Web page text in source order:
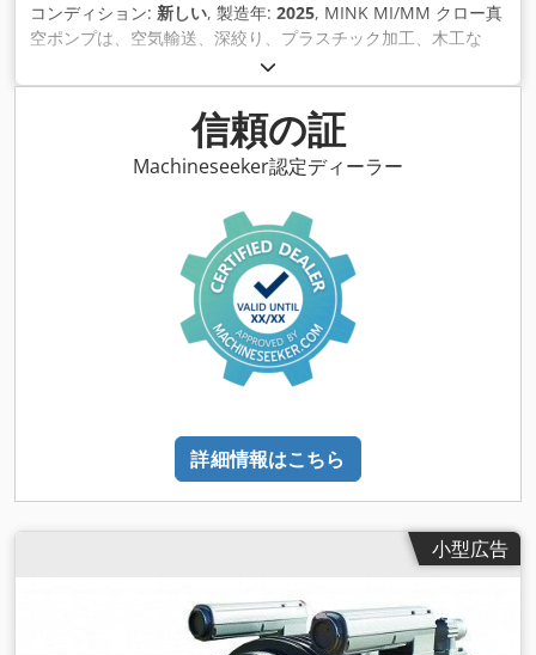
コンディション: 新しい, 製造年: 2025, MINK MI/MM クロー真
空ポンプは、空気輸送、深絞り、プラスチック加工、木工な
ど、信頼性の高い工業用真空生成用に特別に開発されました。
これらの真空ポンプは非常に高い効率を達成します。ライフサ
イクル全体を通して、一貫して高い排気速度を実現します。ま
た、同出力の従来 の真空発生装置よりも大幅に低いエネルギー
消費でこれを実現します。 非接触の作動原理は、事実上メンテ
に接触しません。部品は摩耗せず、メンテナ ンス作業は最小限
に抑えられます。 実績のあるドライクロー真空技術により、
MINK MI/MMは圧縮チャンバー内に作動液がなくても運転でき
ます。このため、送液の汚染や環境への排出がありません。
Dwjdpfxotu H Eio Al Soa 公称ポンピング速度 245 / 290 m³/h
(50 / 60 Hz) 最終圧力 100 hPa (mbar) (50 / 60 Hz) 最終圧力
（連続運転） 200 hPa (mbar) (50 / 60 Hz) 定格モーター出力
5.1 / 6.8 kW (50 / 60 Hz) 公称モーター回転数 3000 / 3600
60 Hz) 重量 約 240 / 290 kg (50 / 60 Hz) 寸法（長さ×幅×高
さ） 1050 x 515 x 450 / 1065 x 515 x 450 mm 1065 x 515 x
450 mm (50 / 60 Hz) ガス入口 / 出口 G 2" / R 1"
信頼の証
Machineseeker認定ディーラー
詳細情報はこちら
小型広告